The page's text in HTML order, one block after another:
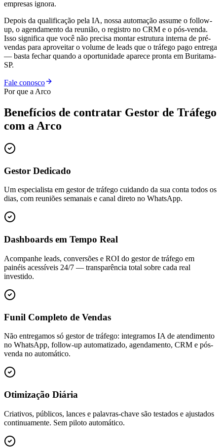
empresas ignora.
Depois da qualificação pela IA, nossa automação assume o follow-
up, o agendamento da reunião, o registro no CRM e o pós-venda.
Isso significa que você não precisa montar estrutura interna de pré-
vendas para aproveitar o volume de leads que o tráfego pago entrega
— basta fechar quando a oportunidade aparece pronta em Buritama-
SP.
Fale conosco
Por que a Arco
Benefícios de contratar Gestor de Tráfego
com a Arco
Gestor Dedicado
Um especialista em gestor de tráfego cuidando da sua conta todos os
dias, com reuniões semanais e canal direto no WhatsApp.
Dashboards em Tempo Real
Acompanhe leads, conversões e ROI do gestor de tráfego em
painéis acessíveis 24/7 — transparência total sobre cada real
investido.
Funil Completo de Vendas
Não entregamos só gestor de tráfego: integramos IA de atendimento
no WhatsApp, follow-up automatizado, agendamento, CRM e pós-
venda no automático.
Otimização Diária
Criativos, públicos, lances e palavras-chave são testados e ajustados
continuamente. Sem piloto automático.